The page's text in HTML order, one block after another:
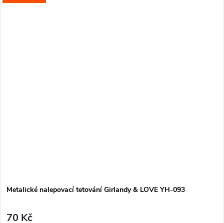
Metalické nalepovací tetování Girlandy & LOVE YH-093
70 Kč